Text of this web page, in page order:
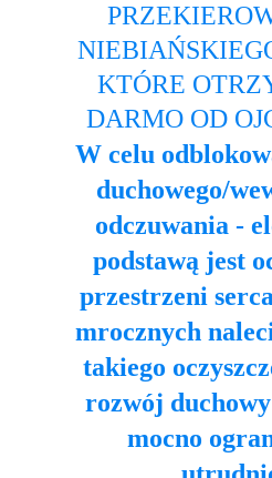
KTÓRE
DARMO OD
W celu
duchowego/
odczuwania -
podstawą jest
przestrzeni
mrocznych
takiego
rozwój
mocno